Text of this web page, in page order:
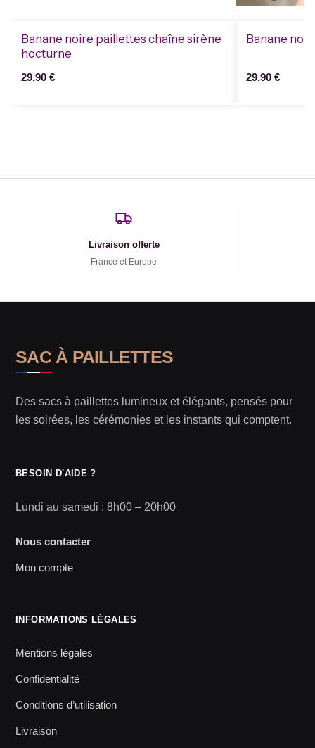
Banane noire paillettes chaîne sirène
hocturne
29,90 €
Banane
29,90 €
Livraison offerte
France et Europe
SAC À PAILLETTES
Des sacs à paillettes lumineux et élégants, pensés pour
les soirées, les cérémonies et les instants qui comptent.
BESOIN D'AIDE ?
Lundi au samedi : 8h00 – 20h00
Nous contacter
Mon compte
INFORMATIONS LÉGALES
Mentions légales
Confidentialité
Conditions d’utilisation
Livraison